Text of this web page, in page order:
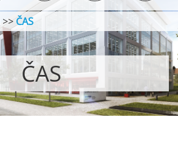
>> ČAS
ČAS